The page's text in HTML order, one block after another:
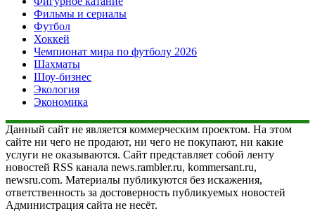
Фильмы и сериалы
Футбол
Хоккей
Чемпионат мира по футболу 2026
Шахматы
Шоу-бизнес
Экология
Экономика
Данный сайт не является коммерческим проектом. На этом
сайте ни чего не продают, ни чего не покупают, ни какие
услуги не оказываются. Сайт представляет собой ленту
новостей RSS канала news.rambler.ru, kommersant.ru,
newsru.com. Материалы публикуются без искажения,
ответственность за достоверность публикуемых новостей
Администрация сайта не несёт.